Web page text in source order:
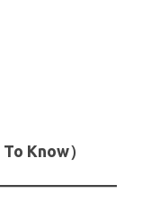
Know）